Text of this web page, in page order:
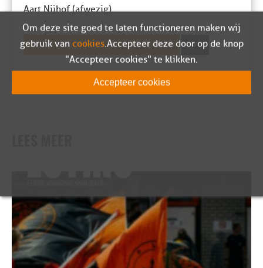
Aart Nijhof (afwezig)
BEKIJK HIER DE FOTOS VAN ANJA DE GREEF
Om deze site goed te laten functioneren maken wij
gebruik van cookies. Accepteer deze door op de knop
"Accepteer cookies" te klikken.
Accepteer cookies